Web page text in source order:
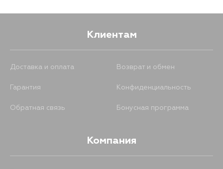
Клиентам
Доставка и оплата Возврат и обмен
Гарантия Конфиденциальность
Обратная связь Бонусная программа
Компания